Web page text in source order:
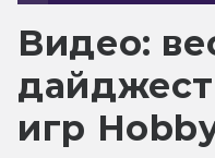
Видео:
игр